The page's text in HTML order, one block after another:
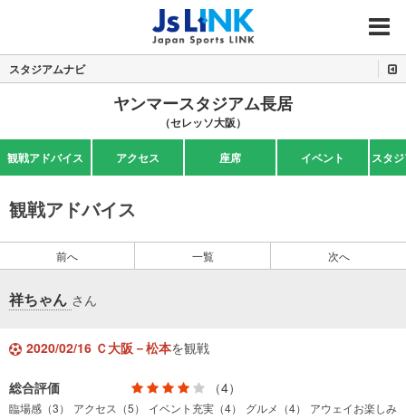
MENU
スタジアムナビ
ヤンマースタジアム長居
（セレッソ大阪）
観戦アドバイス アクセス 座席 イベント スタ
観戦アドバイス
前へ 一覧 次へ
祥ちゃん さん
2020/02/16 Ｃ大阪－松本を観戦
総合評価 （4）
臨場感（3） アクセス（5） イベント充実（4） グルメ（4）
アウェイお楽しみ